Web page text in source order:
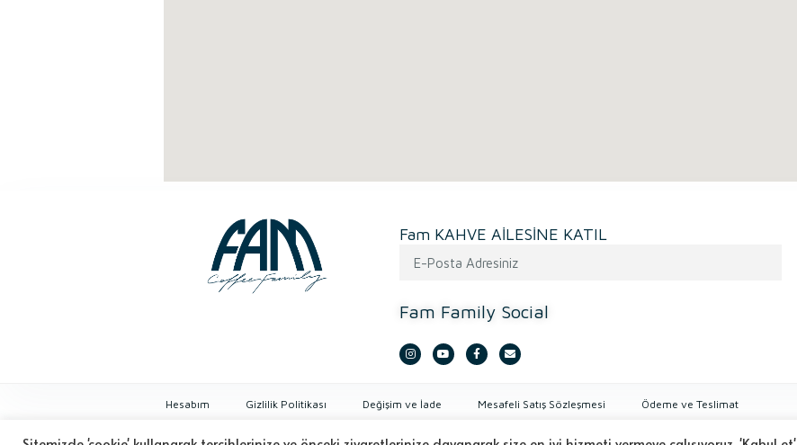
Fam KAHVE AİLESİNE KATIL
Fam Family Social
Hesabım Gizlilik Politikası Değişim ve İade Mesafeli Satış Sözleşmesi Ödeme ve Teslimat